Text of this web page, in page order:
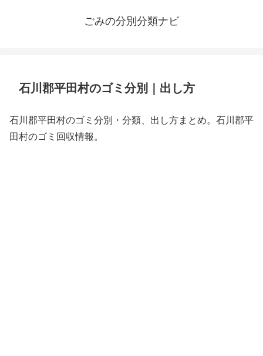
ごみの分別分類ナビ
石川郡平田村のゴミ分別｜出し方
石川郡平田村のゴミ分別・分類、出し方まとめ。石川郡平
田村のゴミ回収情報。